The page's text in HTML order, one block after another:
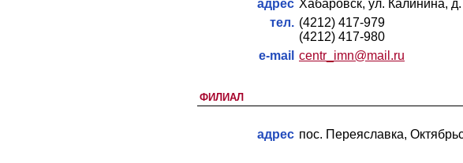
адрес Хабаровск, ул. Калинина,
тел. (4212) 417-979
(4212) 417-980
e-mail centr_imn@mail.ru
ФИЛИАЛ
адрес пос. Переяславка,